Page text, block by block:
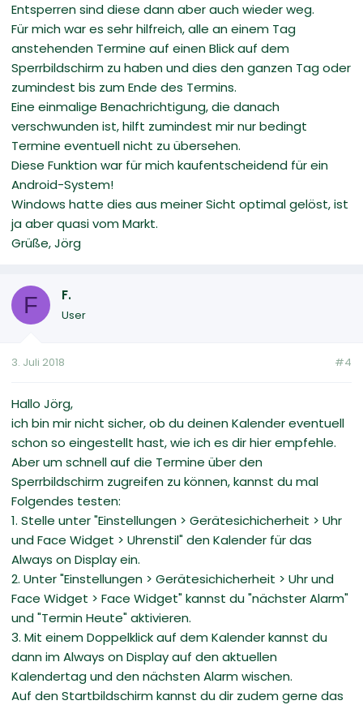
Entsperren sind diese dann aber auch wieder weg.
Für mich war es sehr hilfreich, alle an einem Tag
anstehenden Termine auf einen Blick auf dem
Sperrbildschirm zu haben und dies den ganzen Tag oder
zumindest bis zum Ende des Termins.
Eine einmalige Benachrichtigung, die danach
verschwunden ist, hilft zumindest mir nur bedingt
Termine eventuell nicht zu übersehen.
Diese Funktion war für mich kaufentscheidend für ein
Android-System!
Windows hatte dies aus meiner Sicht optimal gelöst, ist
ja aber quasi vom Markt.
Grüße, Jörg
F F.
User
3. Juli 2018 #4
Hallo Jörg,
ich bin mir nicht sicher, ob du deinen Kalender eventuell
schon so eingestellt hast, wie ich es dir hier empfehle.
Aber um schnell auf die Termine über den
Sperrbildschirm zugreifen zu können, kannst du mal
Folgendes testen:
1. Stelle unter "Einstellungen > Gerätesichicherheit > Uhr
und Face Widget > Uhrenstil" den Kalender für das
Always on Display ein.
2. Unter "Einstellungen > Gerätesichicherheit > Uhr und
Face Widget > Face Widget" kannst du "nächster Alarm"
und "Termin Heute" aktivieren.
3. Mit einem Doppelklick auf dem Kalender kannst du
dann im Always on Display auf den aktuellen
Kalendertag und den nächsten Alarm wischen.
Auf den Startbildschirm kannst du dir zudem gerne das